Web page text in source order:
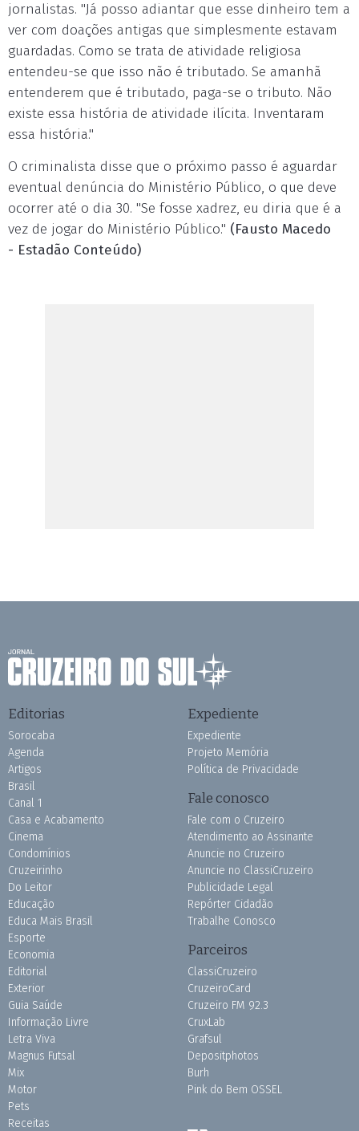
jornalistas. "Já posso adiantar que esse dinheiro tem a
ver com doações antigas que simplesmente estavam
guardadas. Como se trata de atividade religiosa
entendeu-se que isso não é tributado. Se amanhã
entenderem que é tributado, paga-se o tributo. Não
existe essa história de atividade ilícita. Inventaram
essa história."
O criminalista disse que o próximo passo é aguardar
eventual denúncia do Ministério Público, o que deve
ocorrer até o dia 30. "Se fosse xadrez, eu diria que é a
vez de jogar do Ministério Público." (Fausto Macedo
- Estadão Conteúdo)
Editorias
Sorocaba
Agenda
Artigos
Brasil
Canal 1
Casa e Acabamento
Cinema
Condomínios
Cruzeirinho
Do Leitor
Educação
Educa Mais Brasil
Esporte
Economia
Editorial
Exterior
Guia Saúde
Informação Livre
Letra Viva
Magnus Futsal
Mix
Motor
Pets
Receitas
Expediente
Expediente
Projeto Memória
Política de Privacidade
Fale conosco
Fale com o Cruzeiro
Atendimento ao Assinante
Anuncie no Cruzeiro
Anuncie no ClassiCruzeiro
Publicidade Legal
Repórter Cidadão
Trabalhe Conosco
Parceiros
ClassiCruzeiro
CruzeiroCard
Cruzeiro FM 92.3
CruxLab
Grafsul
Depositphotos
Burh
Pink do Bem OSSEL